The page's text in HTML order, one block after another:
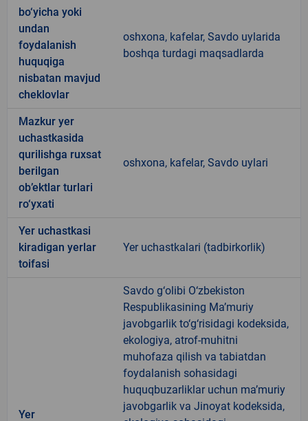
bo‘yicha yoki
undan
foydalanish
huquqiga
nisbatan mavjud
cheklovlar
oshxona, kafelar, Savdo uylarida
boshqa turdagi maqsadlarda
Mazkur yer
uchastkasida
qurilishga ruxsat
berilgan
ob’ektlar turlari
ro‘yxati
oshxona, kafelar, Savdo uylari
Yer uchastkasi
kiradigan yerlar
toifasi
Yer uchastkalari (tadbirkorlik)
Yer
Savdo g‘olibi O‘zbekiston
Respublikasining Ma’muriy
javobgarlik to‘g‘risidagi kodeksida,
ekologiya, atrof-muhitni
muhofaza qilish va tabiatdan
foydalanish sohasidagi
huquqbuzarliklar uchun ma’muriy
javobgarlik va Jinoyat kodeksida,